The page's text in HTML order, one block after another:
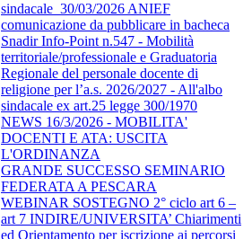
sindacale_30/03/2026 ANIEF
comunicazione da pubblicare in bacheca
Snadir Info-Point n.547 - Mobilità
territoriale/professionale e Graduatoria
Regionale del personale docente di
religione per l’a.s. 2026/2027 - All'albo
sindacale ex art.25 legge 300/1970
NEWS 16/3/2026 - MOBILITA'
DOCENTI E ATA: USCITA
L'ORDINANZA
GRANDE SUCCESSO SEMINARIO
FEDERATA A PESCARA
WEBINAR SOSTEGNO 2° ciclo art 6 –
art 7 INDIRE/UNIVERSITA’ Chiarimenti
ed Orientamento per iscrizione ai percorsi